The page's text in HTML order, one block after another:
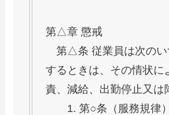
第△章 懲戒
第△条 従業員は次のい
するときは、その情状に
責、減給、出勤停止又は
1. 第○条（服務規律